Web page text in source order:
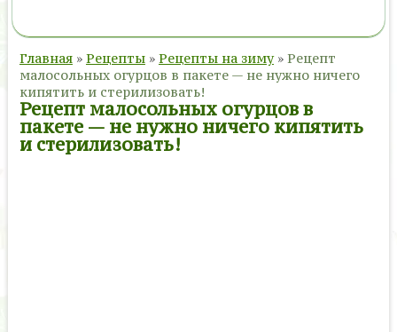
Главная » Рецепты » Рецепты на зиму » Рецепт
малосольных огурцов в пакете — не нужно ничего
кипятить и стерилизовать!
Рецепт малосольных огурцов в
пакете — не нужно ничего кипятить
и стерилизовать!